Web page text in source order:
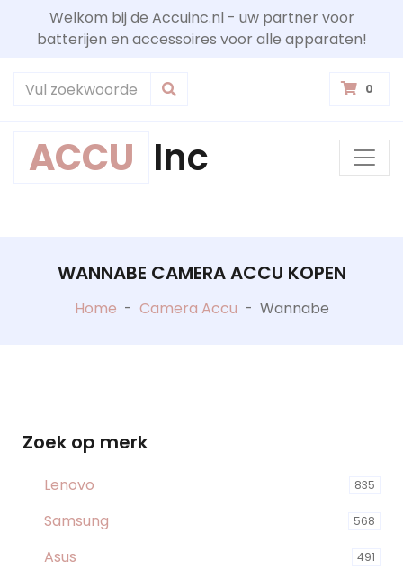
Welkom bij de Accuinc.nl - uw partner voor
batterijen en accessoires voor alle apparaten!
0
ACCU Inc
WANNABE CAMERA ACCU KOPEN
Home - Camera Accu - Wannabe
Zoek op merk
Lenovo 835
Samsung 568
Asus 491